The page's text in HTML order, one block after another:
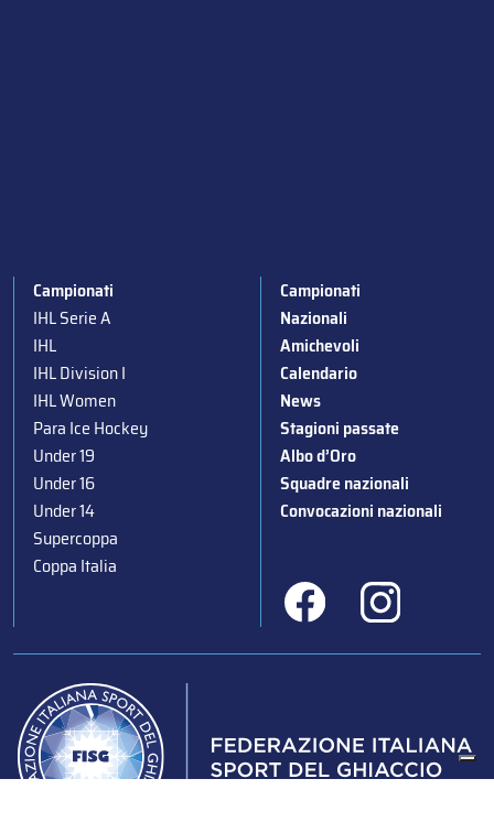
Campionati
IHL Serie A
IHL
IHL Division I
IHL Women
Para Ice Hockey
Under 19
Under 16
Under 14
Supercoppa
Coppa Italia
Campionati
Nazionali
Amichevoli
Calendario
News
Stagioni passate
Albo d’Oro
Squadre nazionali
Convocazioni nazionali